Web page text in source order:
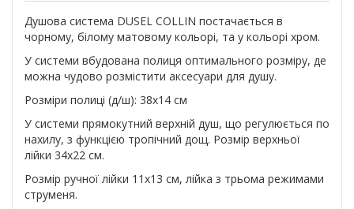
Душова система DUSEL COLLIN постачається в
чорному, білому матовому кольорі, та у кольорі хром.
У системи вбудована полиця оптимального розміру, де
можна чудово розмістити аксесуари для душу.
Розміри полиці (д/ш): 38х14 см
У системи прямокутний верхній душ, що регулюється по
нахилу, з функцією тропічний дощ. Розмір верхньої
лійки 34х22 см.
Розмір ручної лійки 11х13 см, лійка з трьома режимами
струменя.